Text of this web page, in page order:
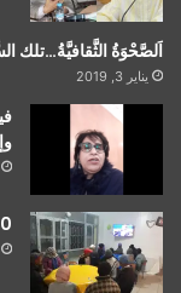
اَلصَّحْوَةُ الثَّقافيَّةُ…تلك
يناير 3, 2019
50 مُشرّدًا